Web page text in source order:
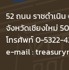
52 ถนน ราชดำเนิ
จังหวัดเชียงใหม่
โทรศัพท์ 0-5322-
e-mail :